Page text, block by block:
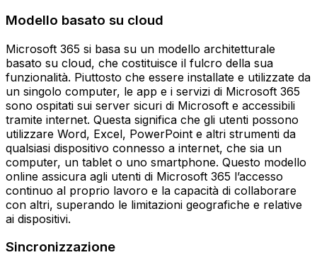
Modello basato su cloud
Microsoft 365 si basa su un modello architetturale
basato su cloud, che costituisce il fulcro della sua
funzionalità. Piuttosto che essere installate e utilizzate da
un singolo computer, le app e i servizi di Microsoft 365
sono ospitati sui server sicuri di Microsoft e accessibili
tramite internet. Questa significa che gli utenti possono
utilizzare Word, Excel, PowerPoint e altri strumenti da
qualsiasi dispositivo connesso a internet, che sia un
computer, un tablet o uno smartphone. Questo modello
online assicura agli utenti di Microsoft 365 l’accesso
continuo al proprio lavoro e la capacità di collaborare
con altri, superando le limitazioni geografiche e relative
ai dispositivi.
Sincronizzazione